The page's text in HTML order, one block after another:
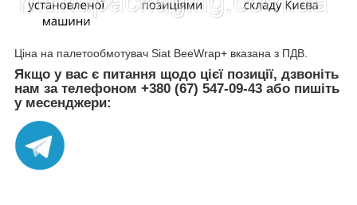
Ціна на палетообмотувач Siat BeeWrap+ вказана з ПДВ.
Якщо у вас є питання щодо цієї позиції, дзвоніть
нам за телефоном +380 (67) 547-09-43 або пишіть
у месенджери: